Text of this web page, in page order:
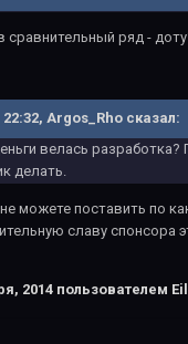
сравнительный ряд -
22:32, Argos_Rho сказал:
велась разработка?
делать.
можете поставить по
славу спонсора
2014 пользователем